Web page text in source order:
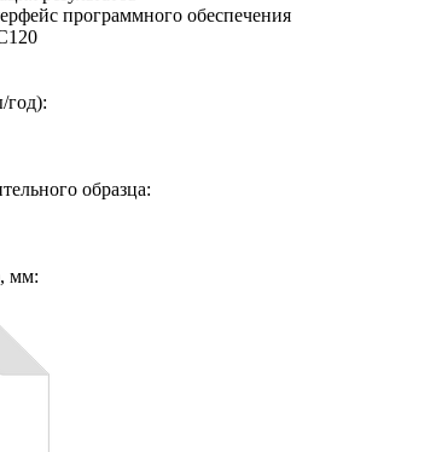
программного обеспечения
год):
образца:
мм: